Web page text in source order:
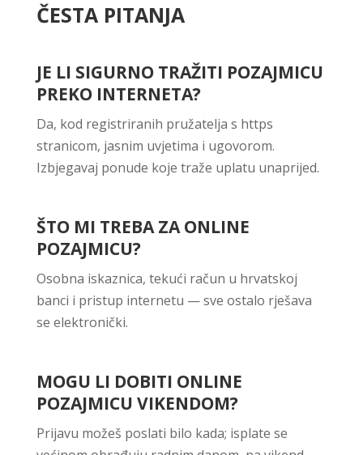
ČESTA PITANJA
JE LI SIGURNO TRAŽITI POZAJMICU
PREKO INTERNETA?
Da, kod registriranih pružatelja s https
stranicom, jasnim uvjetima i ugovorom.
Izbjegavaj ponude koje traže uplatu unaprijed.
ŠTO MI TREBA ZA ONLINE
POZAJMICU?
Osobna iskaznica, tekući račun u hrvatskoj
banci i pristup internetu — sve ostalo rješava
se elektronički.
MOGU LI DOBITI ONLINE
POZAJMICU VIKENDOM?
Prijavu možeš poslati bilo kada; isplate se